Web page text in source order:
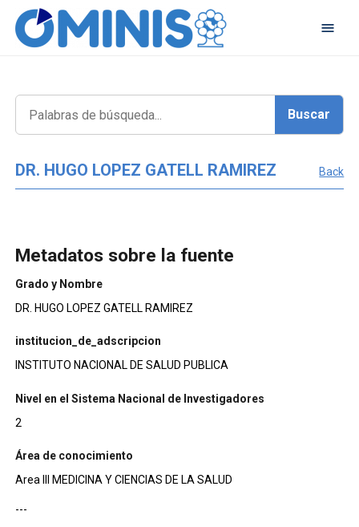
DR. HUGO LOPEZ GATELL RAMIREZ Back
Metadatos sobre la fuente
Grado y Nombre
DR. HUGO LOPEZ GATELL RAMIREZ
institucion_de_adscripcion
INSTITUTO NACIONAL DE SALUD PUBLICA
Nivel en el Sistema Nacional de Investigadores
2
Área de conocimiento
Area III MEDICINA Y CIENCIAS DE LA SALUD
---